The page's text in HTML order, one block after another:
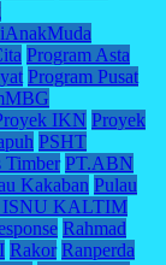
Program Asta
Program Pusat
IKN Proyek
PSHT
Timber PT.ABN
Kakaban Pulau
ISNU KALTIM
Rahmad
Rakor Ranperda